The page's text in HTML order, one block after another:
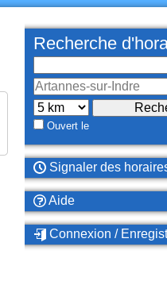
Recherche
Ouvert le
Signaler des
Aide
Connexion /